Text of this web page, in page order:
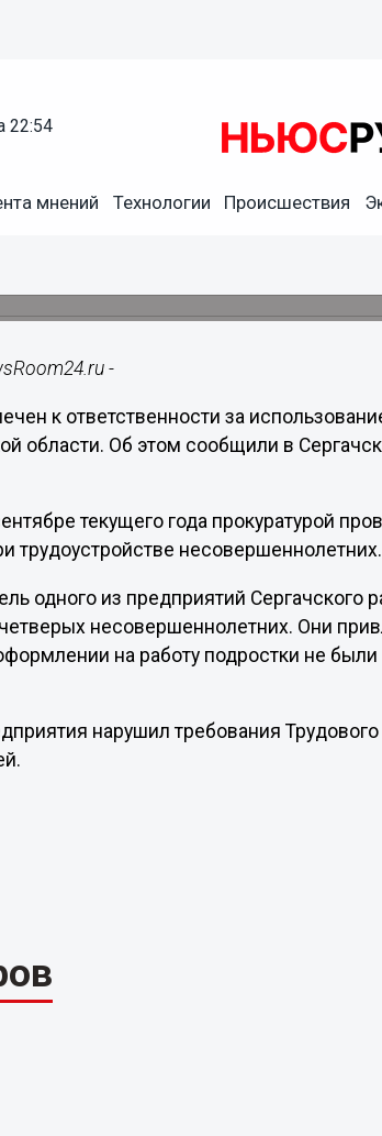
22:54
мнений Технологии Происшествия
предприятия
-
к ответственности за
области. Об этом сообщили в
текущего года прокуратурой
трудоустройстве несовершеннолетних.
одного из предприятий Сергачского
несовершеннолетних. Они
на работу подростки не
нарушил требования